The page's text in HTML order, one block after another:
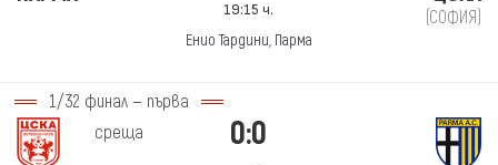
19:15 ч.
Енио Тардини, Парма
(СОФИЯ)
1/32 финал — първа
среща
0:0